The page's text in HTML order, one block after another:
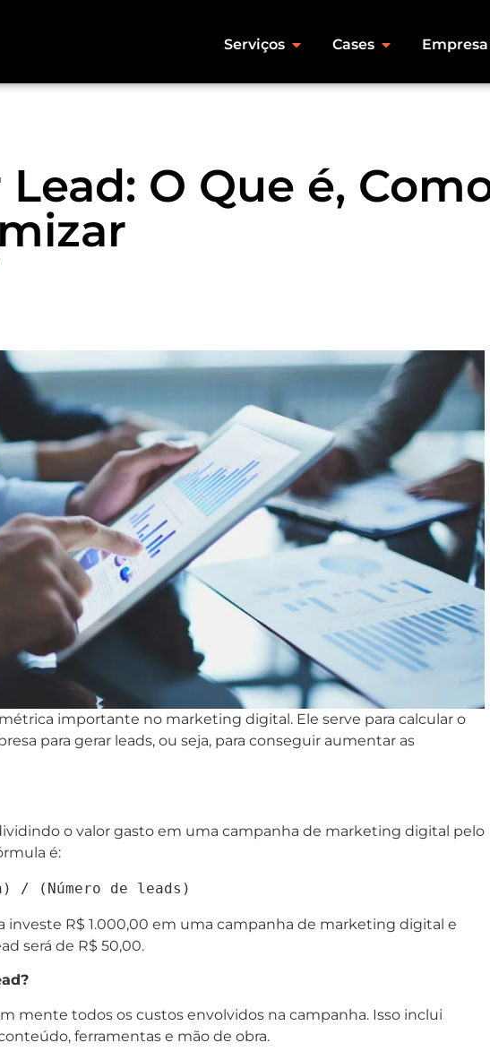
Serviços Cases Empresa
O Que é,
importante no marketing digital. Ele serve para calcular o
para gerar leads, ou seja, para conseguir aumentar as
o valor gasto em uma campanha de marketing digital pelo
é:
investe R$ 1.000,00 em uma campanha de marketing digital e
será de R$ 50,00.
mente todos os custos envolvidos na campanha. Isso inclui
ferramentas e mão de obra.